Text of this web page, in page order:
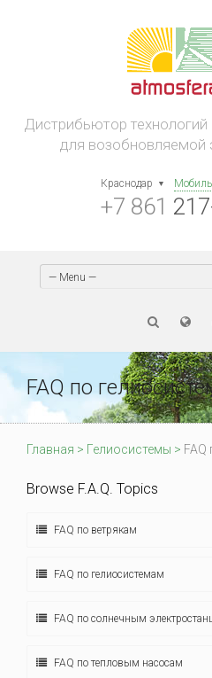
Дистрибьютор
для возобновляемой
Краснодар
+7 861
— Menu —
FAQ по
Главная > Гелиосистемы >
Browse F.A.Q. Topics
FAQ по ветрякам
FAQ по гелиосистемам
FAQ по солнечным
FAQ по тепловым насосам